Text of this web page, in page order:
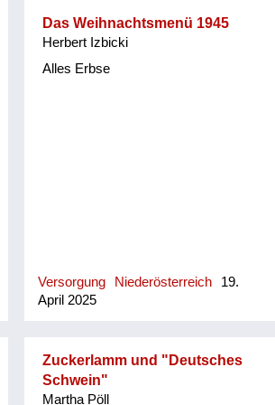
Das Weihnachtsmenü 1945
Herbert Izbicki
Alles Erbse
Versorgung Niederösterreich
19.
April 2025
Zuckerlamm und "Deutsches
Schwein"
Martha Pöll